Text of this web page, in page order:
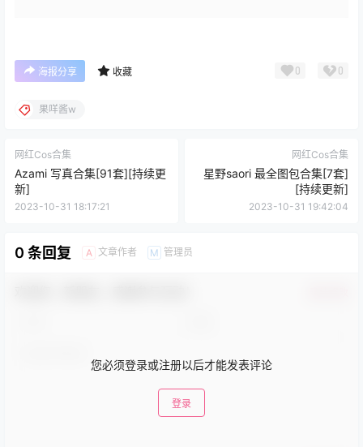
海报分享 收藏 0 0
果咩酱w
网红Cos合集
Azami 写真合集[91套][持续更
新]
2023-10-31 18:17:21
网红Cos合集
星野saori 最全图包合集[7套]
[持续更新]
2023-10-31 19:42:04
0 条回复 A 文章作者 M 管理员
您必须登录或注册以后才能发表评论
登录